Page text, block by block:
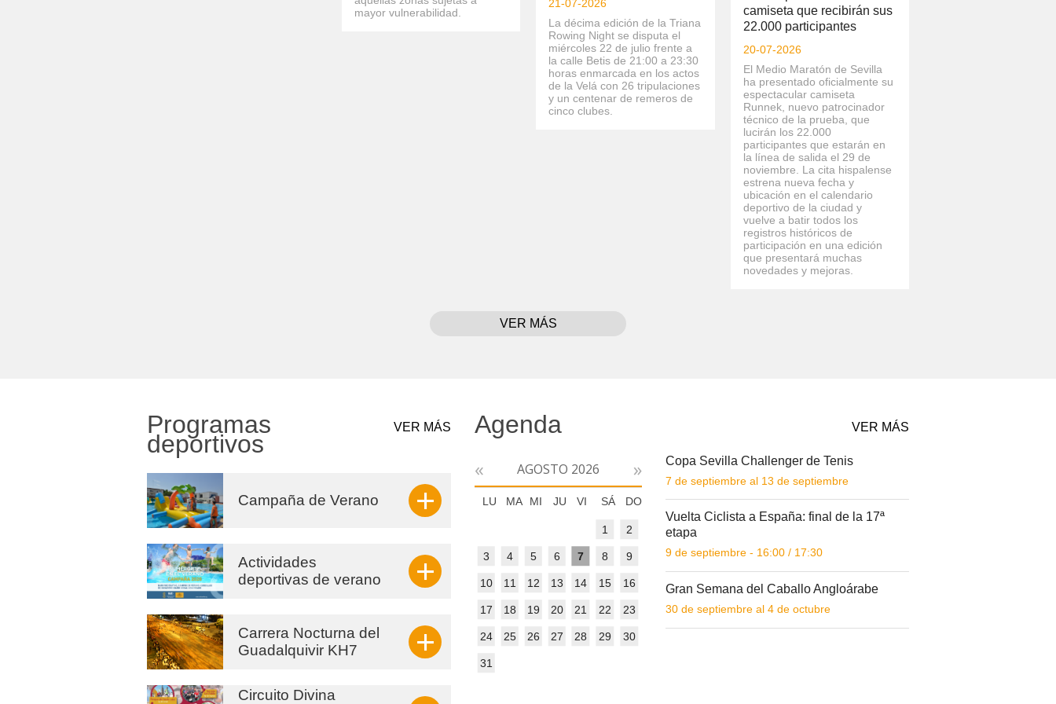
mayor vulnerabilidad.
21-07-2026
La décima edición de la Triana
Rowing Night se disputa el
miércoles 22 de julio frente a
la calle Betis de 21:00 a 23:30
horas enmarcada en los actos
de la Velá con 26 tripulaciones
y un centenar de remeros de
cinco clubes.
camiseta que recibirán sus
22.000 participantes
20-07-2026
El Medio Maratón de Sevilla
ha presentado oficialmente su
espectacular camiseta
Runnek, nuevo patrocinador
técnico de la prueba, que
lucirán los 22.000
participantes que estarán en
la línea de salida el 29 de
noviembre. La cita hispalense
estrena nueva fecha y
ubicación en el calendario
deportivo de la ciudad y
vuelve a batir todos los
registros históricos de
participación en una edición
que presentará muchas
novedades y mejoras.
VER MÁS
Programas
deportivos
VER MÁS
Campaña de Verano +
Actividades
deportivas de verano
+
Carrera Nocturna del
Guadalquivir KH7
+
Circuito Divina
Agenda VER MÁS
« AGOSTO 2026 »
LU MA MI JU VI SÁ DO
1 2
3 4 5 6 7 8 9
10 11 12 13 14 15 16
17 18 19 20 21 22 23
24 25 26 27 28 29 30
31
Copa Sevilla Challenger de Tenis
7 de septiembre al 13 de septiembre
Vuelta Ciclista a España: final de la 17ª
etapa
9 de septiembre - 16:00/ 17:30
Gran Semana del Caballo Angloárabe
30 de septiembre al 4 de octubre